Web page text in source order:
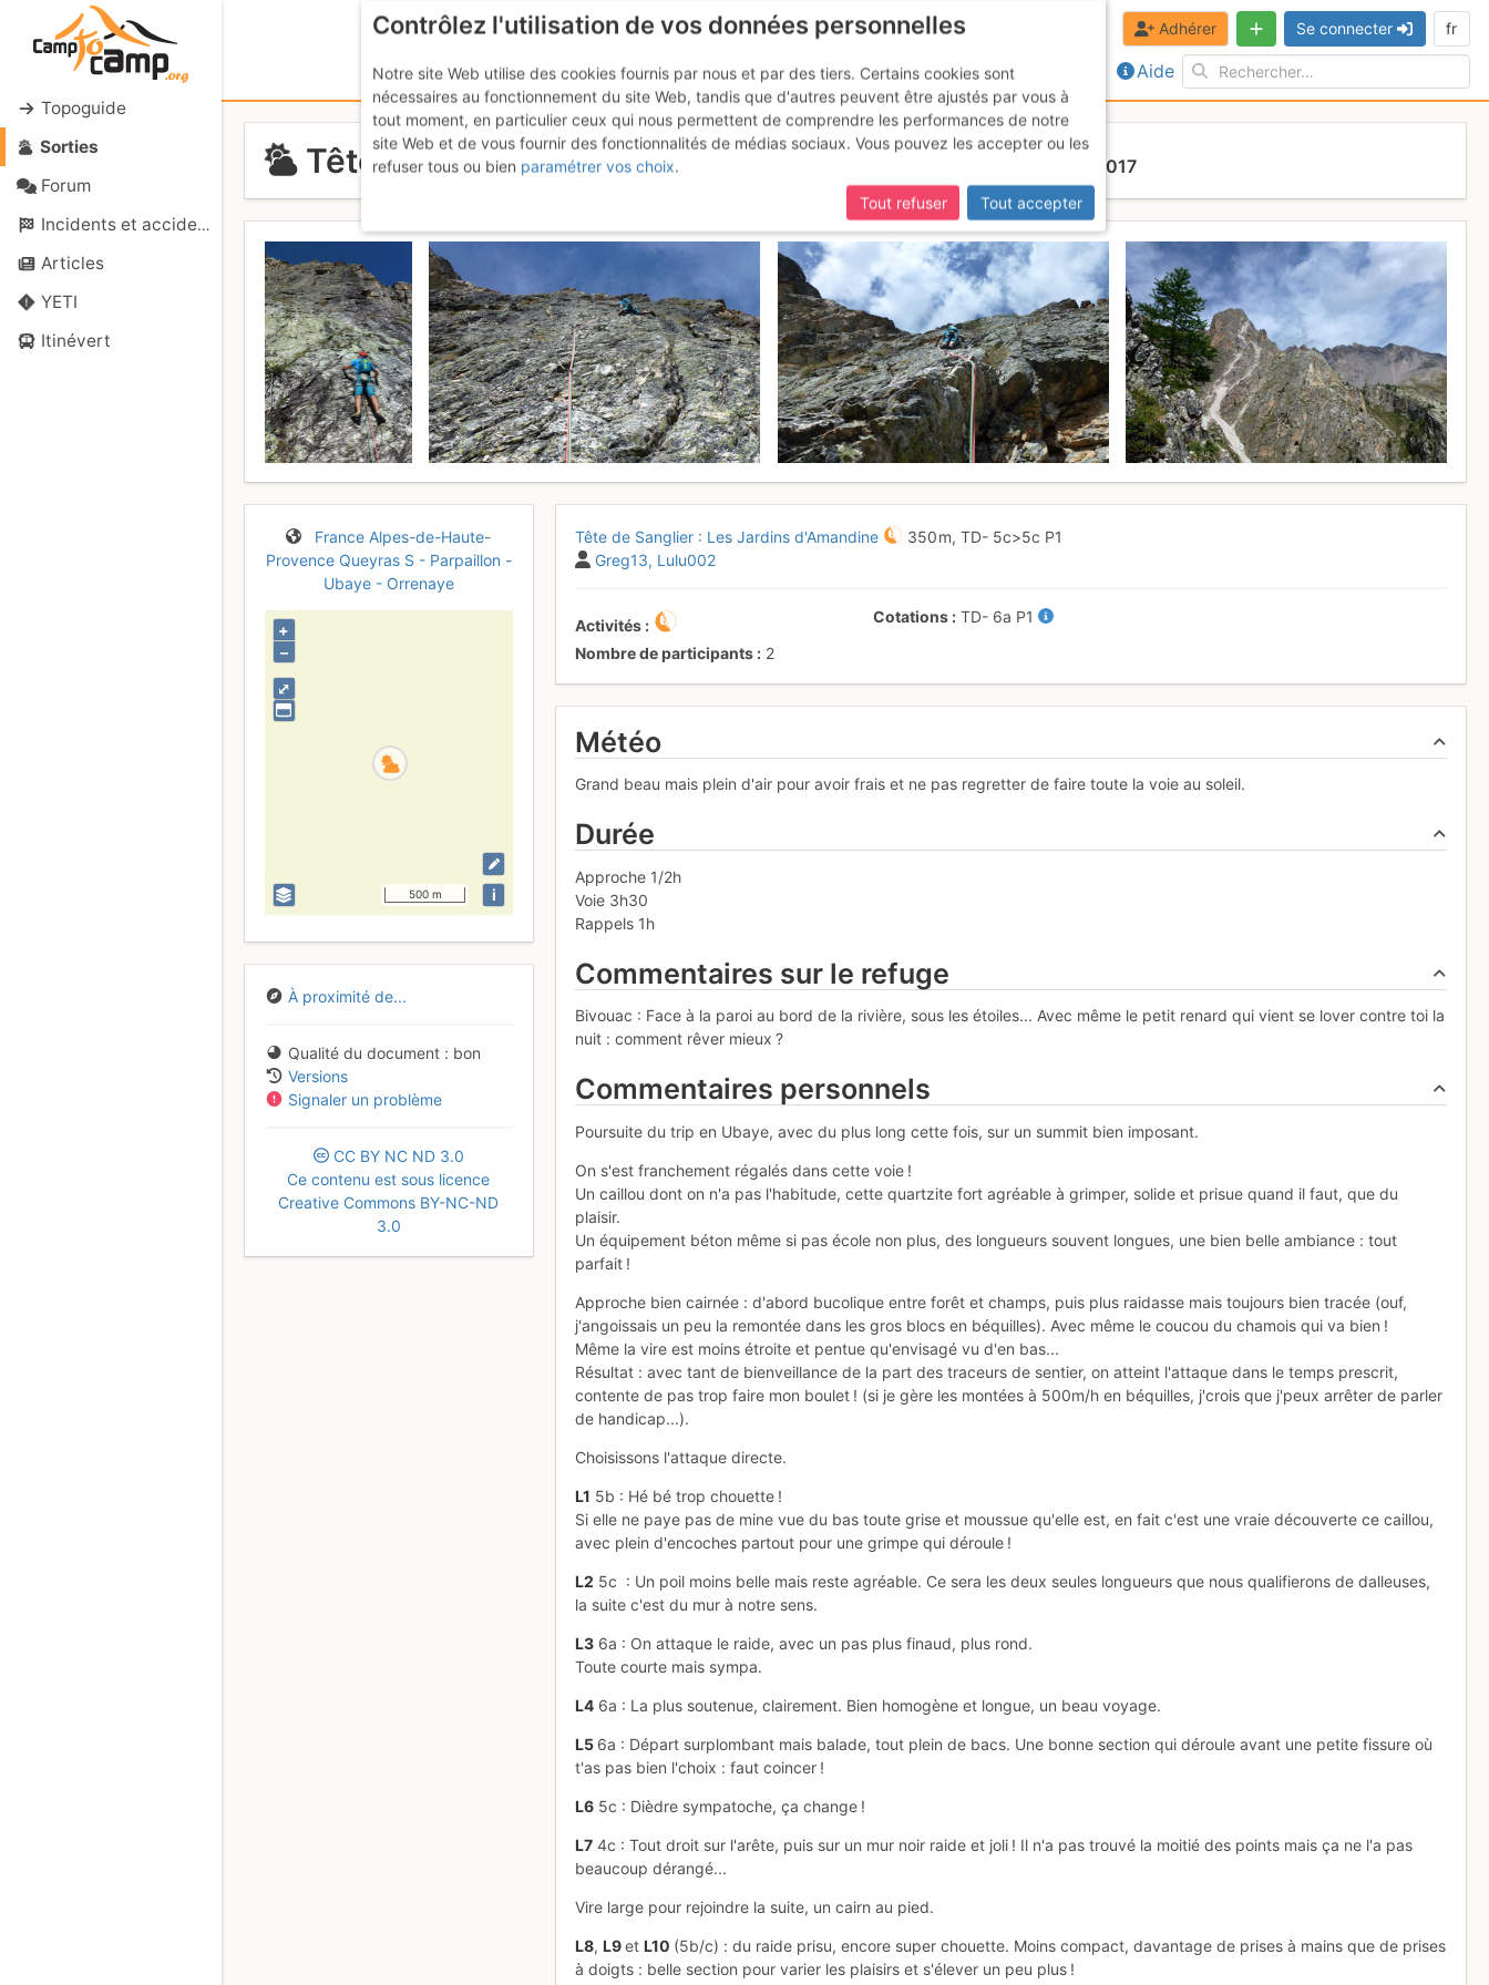
Topoguide
Sorties
Forum
Incidents et accidents
Articles
YETI
Itinévert
Aide
Adhérer Se connecter fr
Tête de Sanglier : Les Jardins d'Amandine Jeudi 3 août 2017
France Alpes-de-Haute-
Provence Queyras S - Parpaillon -
Ubaye - Orrenaye
⤢
+
–
500 m i
À proximité de...
Qualité du document
bon
Versions
Signaler un problème
CC BY NC ND 3.0
Ce contenu est sous licence
Creative Commons BY-NC-ND
3.0
Tête de Sanglier : Les Jardins d'Amandine 350 m,TD- 5c>5c P1
Greg13 Lulu002
Activités
Nombre de participants
2
Cotations TD- 6a P1
Météo
Grand beau mais plein d'air pour avoir frais et ne pas regretter de faire toute la voie au soleil.
Durée
Approche 1/2h
Voie 3h30
Rappels 1h
Commentaires sur le refuge
Bivouac : Face à la paroi au bord de la rivière, sous les étoiles... Avec même le petit renard qui vient se lover contre toi la
nuit : comment rêver mieux ?
Commentaires personnels
Poursuite du trip en Ubaye, avec du plus long cette fois, sur un summit bien imposant.
On s'est franchement régalés dans cette voie !
Un caillou dont on n'a pas l'habitude, cette quartzite fort agréable à grimper, solide et prisue quand il faut, que du
plaisir.
Un équipement béton même si pas école non plus, des longueurs souvent longues, une bien belle ambiance : tout
parfait !
Approche bien cairnée : d'abord bucolique entre forêt et champs, puis plus raidasse mais toujours bien tracée (ouf,
j'angoissais un peu la remontée dans les gros blocs en béquilles). Avec même le coucou du chamois qui va bien !
Même la vire est moins étroite et pentue qu'envisagé vu d'en bas...
Résultat : avec tant de bienveillance de la part des traceurs de sentier, on atteint l'attaque dans le temps prescrit,
contente de pas trop faire mon boulet ! (si je gère les montées à 500m/h en béquilles, j'crois que j'peux arrêter de parler
de handicap...).
Choisissons l'attaque directe.
L1 5b : Hé bé trop chouette !
Si elle ne paye pas de mine vue du bas toute grise et moussue qu'elle est, en fait c'est une vraie découverte ce caillou,
avec plein d'encoches partout pour une grimpe qui déroule !
L2 5c : Un poil moins belle mais reste agréable. Ce sera les deux seules longueurs que nous qualifierons de dalleuses,
la suite c'est du mur à notre sens.
L3 6a : On attaque le raide, avec un pas plus finaud, plus rond.
Toute courte mais sympa.
L4 6a : La plus soutenue, clairement. Bien homogène et longue, un beau voyage.
L5 6a : Départ surplombant mais balade, tout plein de bacs. Une bonne section qui déroule avant une petite fissure où
t'as pas bien l'choix : faut coincer !
L6 5c : Dièdre sympatoche, ça change !
L7 4c : Tout droit sur l'arête, puis sur un mur noir raide et joli ! Il n'a pas trouvé la moitié des points mais ça ne l'a pas
beaucoup dérangé...
Vire large pour rejoindre la suite, un cairn au pied.
L8,L9etL10 (5b/c) : du raide prisu, encore super chouette. Moins compact, davantage de prises à mains que de prises
à doigts : belle section pour varier les plaisirs et s'élever un peu plus !
Contrôlez l'utilisation de vos données personnelles
Notre site Web utilise des cookies fournis par nous et par des tiers. Certains cookies sont
nécessaires au fonctionnement du site Web, tandis que d'autres peuvent être ajustés par vous à
tout moment, en particulier ceux qui nous permettent de comprendre les performances de notre
site Web et de vous fournir des fonctionnalités de médias sociaux. Vous pouvez les accepter ou les
refuser tous ou bien paramétrer vos choix.
Tout refuser
Tout accepter